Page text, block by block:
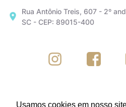
Rua Antônio Treis, 607 - 2º
SC - CEP: 89015-400
Usamos cookies em nosso